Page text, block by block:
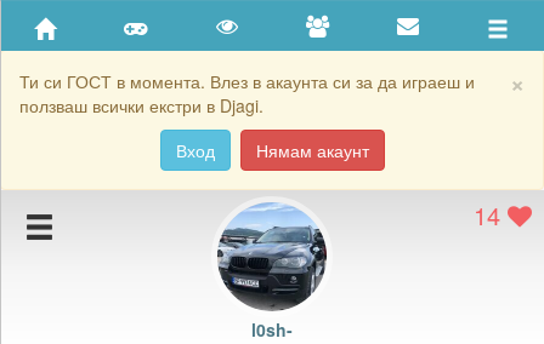
×
Ти си ГОСТ в момента. Влез в акаунта си за да играеш и
ползваш всички екстри в Djagi.
Вход
Нямам акаунт
Приятели
Хронология на игри
Подаръците на l0sh- 14
l0sh-